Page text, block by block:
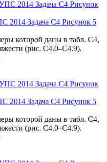
2014 Задача С4 Рисунок 5
которой даны в табл. С4,
(рис. С4.0–С4.9).
2014 Задача С4 Рисунок 5
которой даны в табл. С4,
(рис. С4.0–С4.9).